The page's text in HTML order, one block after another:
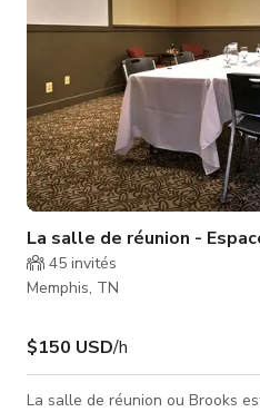
La salle de réunion -
45 invités
Memphis, TN
$150 USD/h
La salle de réunion ou Brooks